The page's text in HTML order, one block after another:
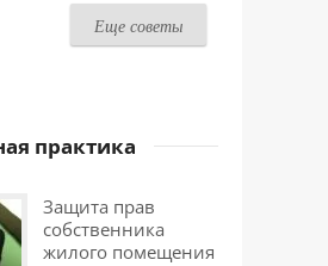
Еще советы
практика
Защита прав
собственника
жилого помещения